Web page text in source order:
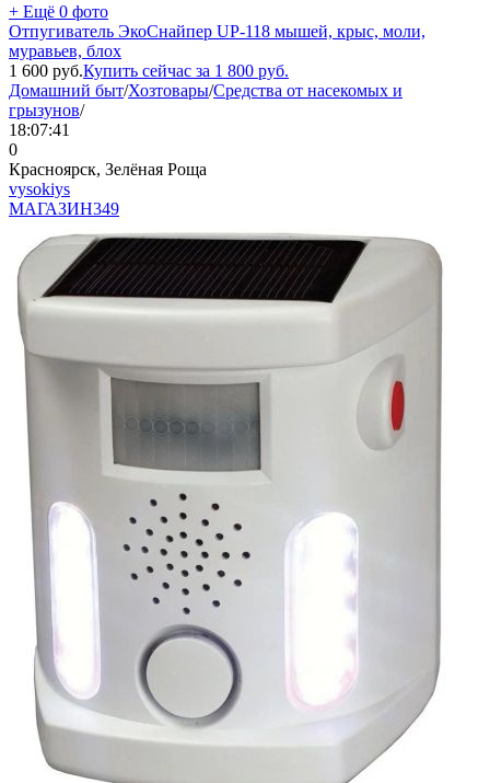
+ Ещё 0 фото
Отпугиватель ЭкоСнайпер UP-118 мышей, крыс, моли,
муравьев, блох
1 600 руб.Купить сейчас за 1 800 руб.
Домашний быт/Хозтовары/Средства от насекомых и
грызунов/
18:07:41
0
Красноярск, Зелёная Роща
vysokiys
МАГАЗИН349